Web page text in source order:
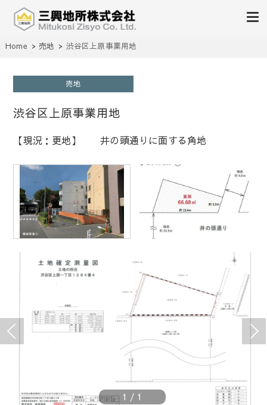
三興地所株式会社
Home 売地 渋谷区上原事業用地
売地
渋谷区上原事業用地
【現況：更地】 井の頭通りに面する角地
1 / 1